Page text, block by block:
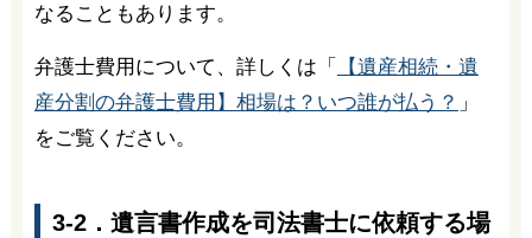
なることもあります。
弁護士費用について、詳しくは「
【遺産相続・遺
産分割の弁護士費用】相場は？いつ誰が払う？ 」
をご覧ください。
3-2．遺言書作成を司法書士に依頼する場